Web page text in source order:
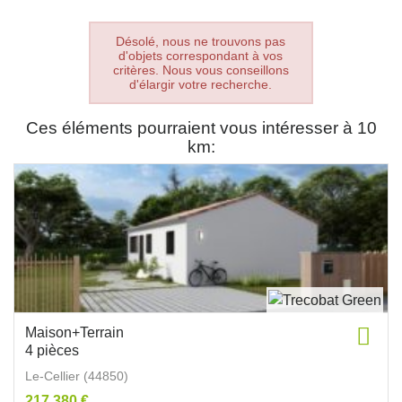
Désolé, nous ne trouvons pas
d'objets correspondant à vos
critères. Nous vous conseillons
d'élargir votre recherche.
Ces éléments pourraient vous intéresser à 10
km:
Maison+Terrain
4 pièces
Le-Cellier (44850)